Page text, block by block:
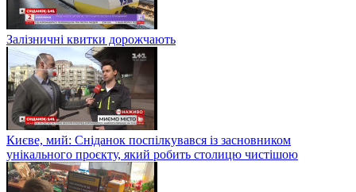
Залізничні квитки дорожчають
Києве, мий: Сніданок поспілкувався із засновником
унікального проєкту, який робить столицю чистішою